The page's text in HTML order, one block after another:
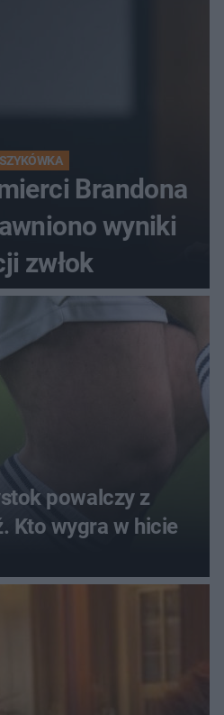
Brandona
wyniki
zwłok
powalczy z
Kto wygra w hicie